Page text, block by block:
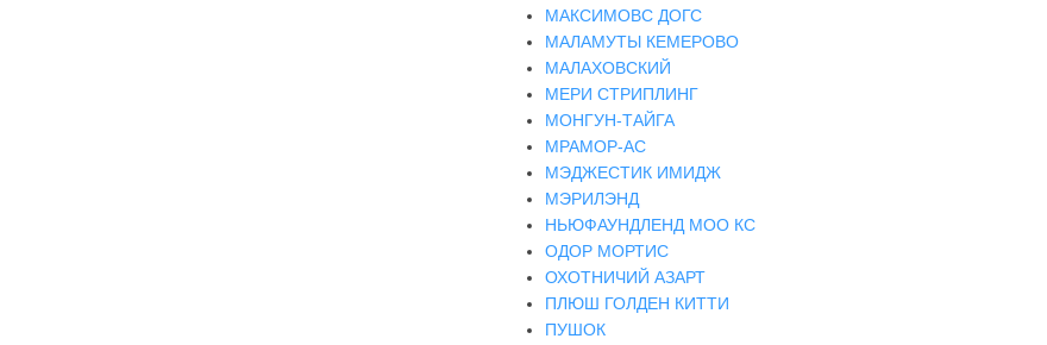
МАКСИМОВС ДОГС
МАЛАМУТЫ КЕМЕРОВО
МАЛАХОВСКИЙ
МЕРИ СТРИПЛИНГ
МОНГУН-ТАЙГА
МРАМОР-АС
МЭДЖЕСТИК ИМИДЖ
МЭРИЛЭНД
НЬЮФАУНДЛЕНД МОО КС
ОДОР МОРТИС
ОХОТНИЧИЙ АЗАРТ
ПЛЮШ ГОЛДЕН КИТТИ
ПУШОК